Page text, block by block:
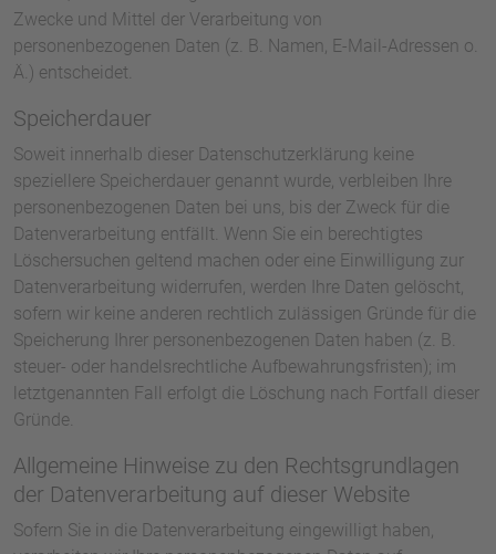
Zwecke und Mittel der Verarbeitung von
personenbezogenen Daten (z. B. Namen, E-Mail-Adressen o.
Ä.) entscheidet.
Speicherdauer
Soweit innerhalb dieser Datenschutzerklärung keine
speziellere Speicherdauer genannt wurde, verbleiben Ihre
personenbezogenen Daten bei uns, bis der Zweck für die
Datenverarbeitung entfällt. Wenn Sie ein berechtigtes
Löschersuchen geltend machen oder eine Einwilligung zur
Datenverarbeitung widerrufen, werden Ihre Daten gelöscht,
sofern wir keine anderen rechtlich zulässigen Gründe für die
Speicherung Ihrer personenbezogenen Daten haben (z. B.
steuer- oder handelsrechtliche Aufbewahrungsfristen); im
letztgenannten Fall erfolgt die Löschung nach Fortfall dieser
Gründe.
Allgemeine Hinweise zu den Rechtsgrundlagen
der Datenverarbeitung auf dieser Website
Sofern Sie in die Datenverarbeitung eingewilligt haben,